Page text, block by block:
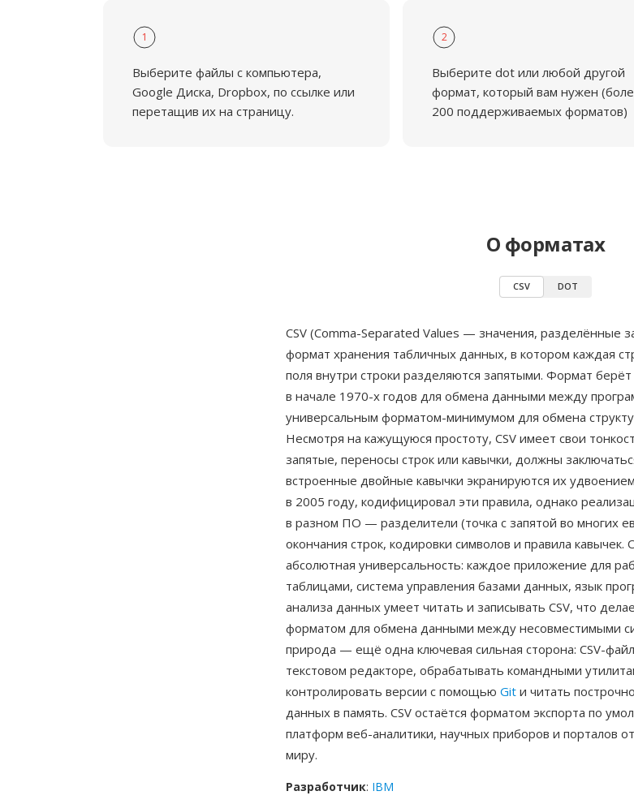
1
Выберите файлы с компьютера,
Google Диска, Dropbox, по ссылке или
перетащив их на страницу.
2
Выберите dot или любой другой
формат, который вам нужен
200 поддерживаемых форматов)
О форматах
CSV DOT
CSV (Comma-Separated Values — значения, разделённые
формат хранения табличных данных, в котором каждая
поля внутри строки разделяются запятыми. Формат
в начале 1970-х годов для обмена данными между
универсальным форматом-минимумом для обмена
Несмотря на кажущуюся простоту, CSV имеет свои
запятые, переносы строк или кавычки, должны
встроенные двойные кавычки экранируются их
в 2005 году, кодифицировал эти правила, однако
в разном ПО — разделители (точка с запятой во многих
окончания строк, кодировки символов и правила
абсолютная универсальность: каждое приложение для
таблицами, система управления базами данных, язык
анализа данных умеет читать и записывать CSV, что
форматом для обмена данными между несовместимыми
природа — ещё одна ключевая сильная сторона: CSV-
текстовом редакторе, обрабатывать командными
контролировать версии с помощью Git и читать
данных в память. CSV остаётся форматом экспорта по
платформ веб-аналитики, научных приборов и порталов
миру.
Разработчик: IBM